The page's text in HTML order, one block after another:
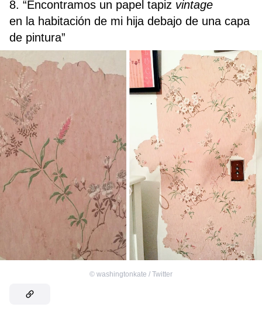
8. “Encontramos un papel tapiz vintage
en la habitación de mi hija debajo de una capa
de pintura”
© washingtonkate / Twitter